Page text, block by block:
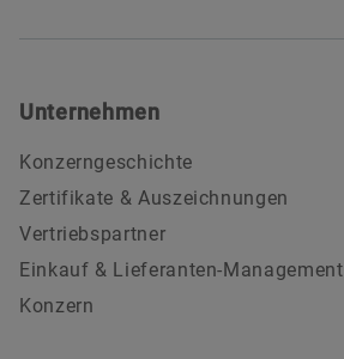
Unternehmen
Konzerngeschichte
Zertifikate & Auszeichnungen
Vertriebspartner
Einkauf & Lieferanten-Management
Konzern